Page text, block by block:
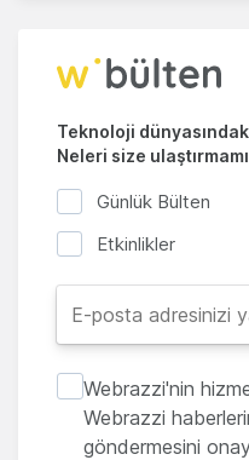
Teknoloji
Neleri size
Günlük Bülten
Etkinlikler
Webrazzi'nin
Webrazzi
göndermesini